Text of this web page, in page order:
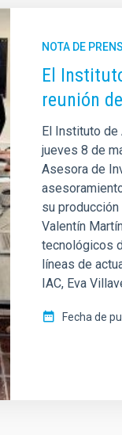
NOTA DE
El
reunión
El Instituto
jueves 8 de
Asesora de
su
Valentín
tecnológicos
líneas de
IAC, Eva
Fecha de